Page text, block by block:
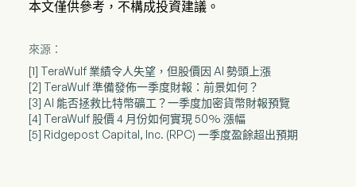
本文僅供參考，不構成投資建議。
來源：
[1] TeraWulf 業績令人失望，但股價因 AI 勢頭上漲
[2] TeraWulf 準備發佈一季度財報：前景如何？
[3] AI 能否拯救比特幣礦工？一季度加密貨幣財報預覽
[4] TeraWulf 股價 4 月份如何實現 50% 漲幅
[5] Ridgepost Capital, Inc. (RPC) 一季度盈餘超出預期